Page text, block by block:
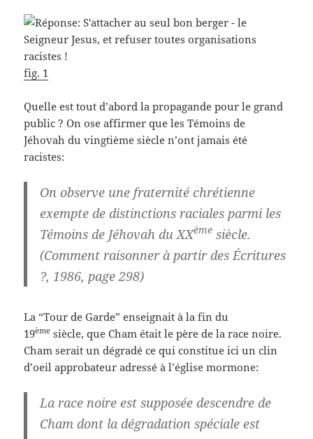
fig. 1
Quelle est tout d’abord la propagande pour le grand
public ? On ose affirmer que les Témoins de
Jéhovah du vingtième siècle n’ont jamais été
racistes:
On observe une fraternité chrétienne
exempte de distinctions raciales parmi les
Témoins de Jéhovah du XXèmesiècle.
(Comment raisonner à partir des Écritures
?, 1986, page 298)
La “Tour de Garde” enseignait à la fin du
19ème siècle, que Cham était le père de la race noire.
Cham serait un dégradé ce qui constitue ici un clin
d’oeil approbateur adressé à l’église mormone:
La race noire est supposée descendre de
Cham dont la dégradation spéciale est